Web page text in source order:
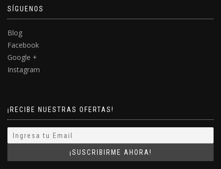
SÍGUENOS
Blog
Facebook
Google +
Instagram
¡RECIBE NUESTRAS OFERTAS!